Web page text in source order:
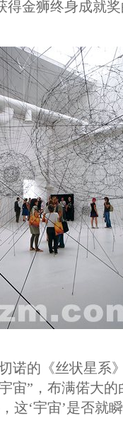
得金狮终身成就
诺的《丝状星系
宙”，布满偌大
这‘宇宙’是否就